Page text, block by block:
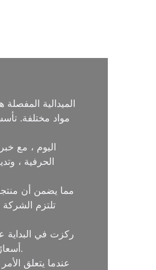
الميدالية
ركزت في البداية
تقدم Medal Bespoke أسعارًا شديدة التنافسية ، مما يساعد العملاء على تقليل التكاليف عن طريق القضاء على الوسطاء مع تقديم أعلى جودة المنتجات.
عندما يتعلق